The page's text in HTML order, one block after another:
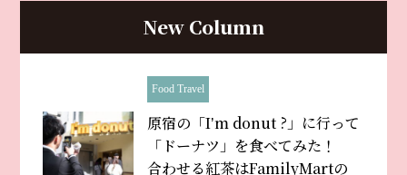
New Column
Food Travel
原宿の「Iʼm donut ?」に行って
「ドーナツ」を食べてみた！
合わせる紅茶はFamilyMartの